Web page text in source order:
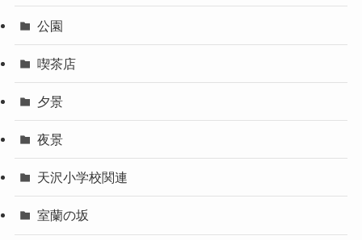
公園
喫茶店
夕景
夜景
天沢小学校関連
室蘭の坂